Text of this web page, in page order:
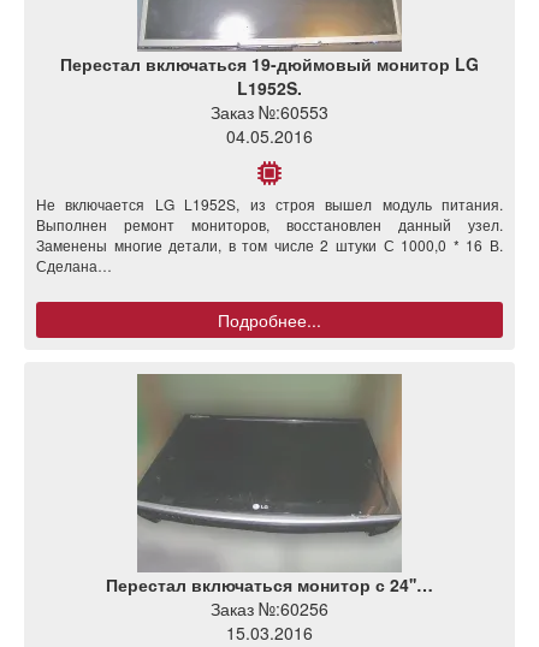
Перестал включаться 19-дюймовый монитор LG
L1952S.
Заказ №:60553
04.05.2016
Не включается LG L1952S, из строя вышел модуль питания.
Выполнен ремонт мониторов, восстановлен данный узел.
Заменены многие детали, в том числе 2 штуки С 1000,0 * 16 В.
Сделана…
Подробнее...
Перестал включаться монитор с 24''…
Заказ №:60256
15.03.2016